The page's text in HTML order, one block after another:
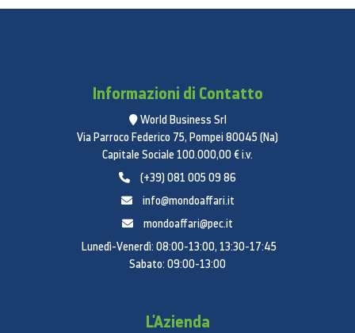
Informazioni di Contatto
World Business Srl
Via Parroco Federico 75, Pompei 80045 (Na)
Capitale Sociale 100.000,00 € i.v.
(+39) 081 005 09 86
info@mondoaffari.it
mondoaffari@pec.it
Lunedì-Venerdì: 08:00-13:00, 13:30-17:45
Sabato: 09:00-13:00
L'Azienda